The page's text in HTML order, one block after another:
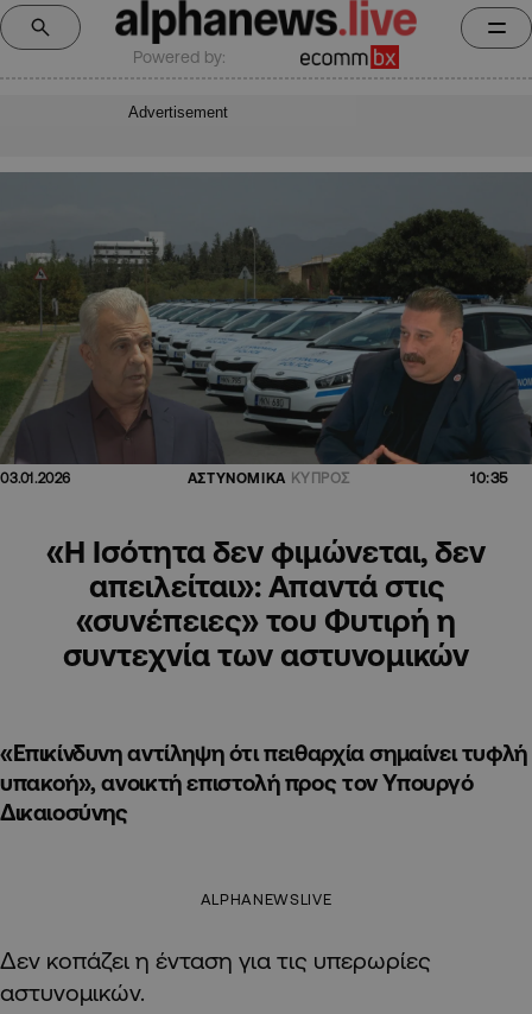
Powered by:
Advertisement
03.01.2026 ΑΣΤΥΝΟΜΙΚΑ ΚΥΠΡΟΣ 10:35
«Η Ισότητα δεν φιμώνεται, δεν
απειλείται»: Απαντά στις
«συνέπειες» του Φυτιρή η
συντεχνία των αστυνομικών
«Επικίνδυνη αντίληψη ότι πειθαρχία σημαίνει τυφλή
υπακοή», ανοικτή επιστολή προς τον Υπουργό
Δικαιοσύνης
ALPHANEWSLIVE
Δεν κοπάζει η ένταση για τις υπερωρίες
αστυνομικών.